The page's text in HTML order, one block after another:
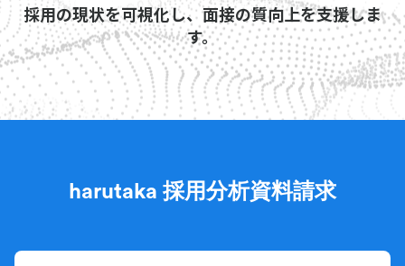
採用の現状を可視化し、面接の質向上を支援しま
す。
harutaka 採用分析資料請求